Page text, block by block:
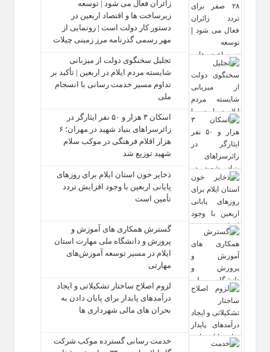
زائران فعال می‌ شود | توسعه
زیرساخت‌ ها و اقتصاد اربعین در
دستور کار دولت است | رونمایی از
مهر رسمی گذرنامه مرز زمینی چیلات
تجلیل سخنگوی دولت از میزبانی
شایسته مردم ایلام در اربعین | تأکید بر
تداوم مسیر خدمت‌ رسانی با انسجام
ملی
اسکان ۳ هزار و ۵۰ نفر ایثارگر در
زائرسراهای بنیاد شهید در مهران؛ ۶
هزار اقلام فرهنگی در موکب سلام
شهید توزیع شد
ذخایر خون استان ایلام برای روزهای
پایانی اربعین با وجود افزایش تردد
تأمین است
گسترش همکاری‌ های آموزش و
پرورش و دانشگاه ملی مهارت استان
ایلام در مسیر توسعه آموزش‌های
مهارتی
لزوم اصلاح ساختار تشکیلاتی و ایجاد
درآمدهای پایدار برای پایان دادن به
بحران‌ های مالی شهرداری‌ ها
خدمت رسانی گسترده موکب شرکت